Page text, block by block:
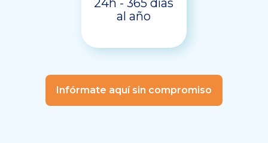
24h - 365 días
al año
Infórmate aquí sin compromiso